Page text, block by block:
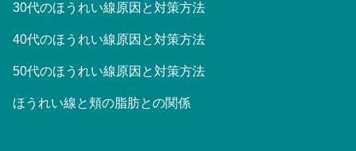
30代のほうれい線原因と対策方法
40代のほうれい線原因と対策方法
50代のほうれい線原因と対策方法
ほうれい線と頬の脂肪との関係